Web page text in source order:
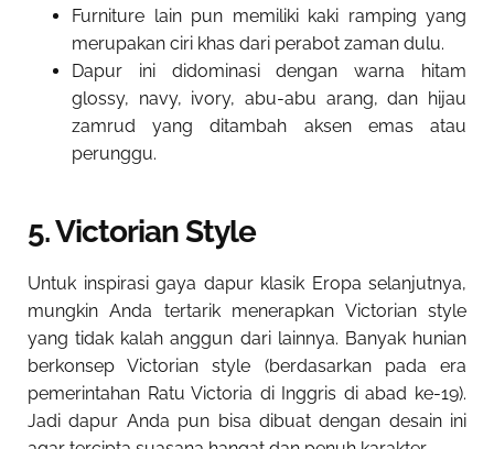
Furniture lain pun memiliki kaki ramping yang
merupakan ciri khas dari perabot zaman dulu.
Dapur ini didominasi dengan warna hitam
glossy, navy, ivory, abu-abu arang, dan hijau
zamrud yang ditambah aksen emas atau
perunggu.
5. Victorian Style
Untuk inspirasi gaya dapur klasik Eropa selanjutnya,
mungkin Anda tertarik menerapkan Victorian style
yang tidak kalah anggun dari lainnya. Banyak hunian
berkonsep Victorian style (berdasarkan pada era
pemerintahan Ratu Victoria di Inggris di abad ke-19).
Jadi dapur Anda pun bisa dibuat dengan desain ini